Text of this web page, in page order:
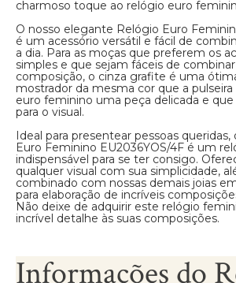
charmoso toque ao relógio euro
O nosso elegante Relógio Euro
é um acessório versátil e fácil de
a dia. Para as moças que preferem os
simples e que sejam fáceis de
composição, o cinza grafite é uma
mostrador da mesma cor que a
euro feminino uma peça delicada e
para o visual.
Ideal para presentear pessoas
Euro Feminino EU2036YOS/4F é um
indispensável para se ter consigo.
qualquer visual com sua simplicidade,
combinado com nossas demais joias
para elaboração de incríveis
Não deixe de adquirir este relógio
incrível detalhe às suas composições.
Informações do